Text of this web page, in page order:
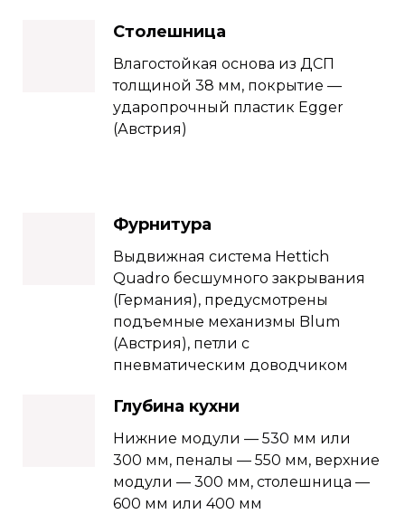
Столешница
Влагостойкая основа из ДСП
толщиной 38 мм, покрытие —
ударопрочный пластик Egger
(Австрия)
Фурнитура
Выдвижная система Hettich
Quadro бесшумного закрывания
(Германия), предусмотрены
подъемные механизмы Blum
(Австрия), петли с
пневматическим доводчиком
Глубина кухни
Нижние модули — 530 мм или
300 мм, пеналы — 550 мм, верхние
модули — 300 мм, столешница —
600 мм или 400 мм